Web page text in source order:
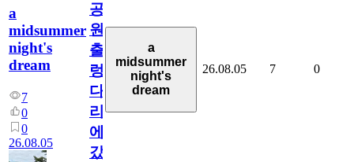
a
midsummer
night's
dream
7
0
0
26.08.05
공
원
출
렁
다
리
에
갔
a
midsummer
night's
dream
26.08.05 7 0